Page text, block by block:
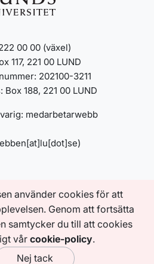
använder cookies för att
Genom att fortsätta
samtycker du till att cookies
vår cookie-policy.
Nej tack
00 00 (växel)
117, 221 00 LUND
202100-3211
Box 188, 221 00 LUND
medarbetarwebb
personuppgifter